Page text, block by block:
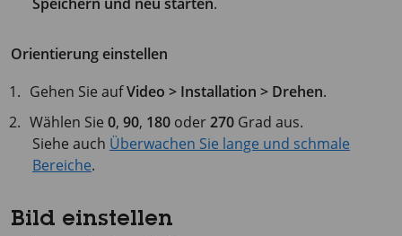
Orientierung einstellen
Gehen Sie aufVideo > Installation > Drehen.
Wählen Sie0,90, 180 oder270 Grad aus.
Siehe auch Überwachen Sie lange und schmale
Bereiche.
Bild einstellen